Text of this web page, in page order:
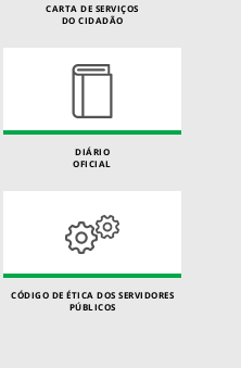
CARTA DE SERVIÇOS
DO CIDADÃO
DIÁRIO
OFICIAL
CÓDIGO DE ÉTICA DOS SERVIDORES
PÚBLICOS